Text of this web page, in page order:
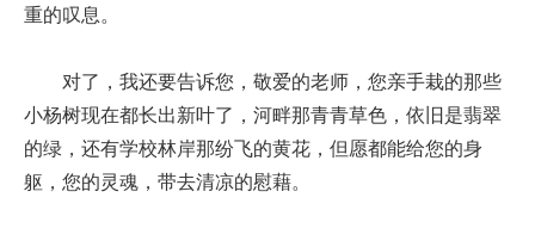
重的叹息。
对了，我还要告诉您，敬爱的老师，您亲手栽的那些
小杨树现在都长出新叶了，河畔那青青草色，依旧是翡翠
的绿，还有学校林岸那纷飞的黄花，但愿都能给您的身
躯，您的灵魂，带去清凉的慰藉。